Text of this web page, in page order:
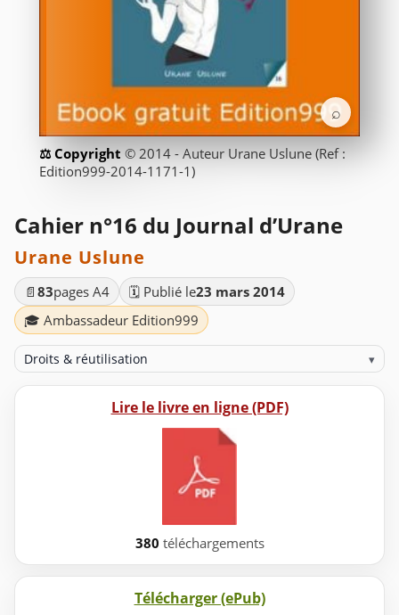
⌕
© 2014 - Auteur Urane Uslune (Ref :
Edition999-2014-1171-1)
Cahier n°16 du Journal d’Urane
Urane Uslune
📄 83pages A4 🗓️ Publié le23 mars 2014
🎓 Ambassadeur Edition999
Droits & réutilisation ▾
Lire le livre en ligne (PDF)
380 téléchargements
Télécharger (ePub)